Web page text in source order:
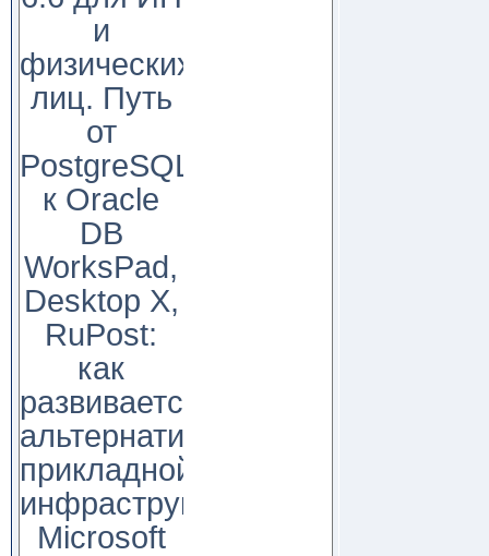
и
физических
лиц. Путь
от
PostgreSQL
к Oracle
DB
WorksPad,
Desktop X,
RuPost:
как
развивается
альтернатива
прикладной
инфраструктуре
Microsoft